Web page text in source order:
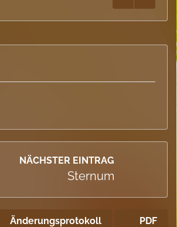
NÄCHSTER EINTRAG
Sternum
Änderungsprotokoll PDF